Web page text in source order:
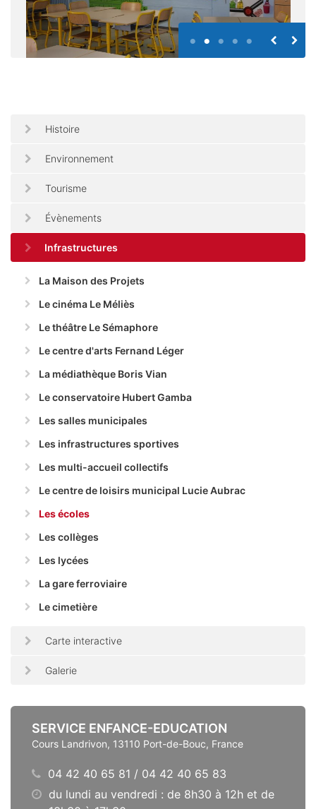
Histoire
Environnement
Tourisme
Évènements
Infrastructures
La Maison des Projets
Le cinéma Le Méliès
Le théâtre Le Sémaphore
Le centre d'arts Fernand Léger
La médiathèque Boris Vian
Le conservatoire Hubert Gamba
Les salles municipales
Les infrastructures sportives
Les multi-accueil collectifs
Le centre de loisirs municipal Lucie Aubrac
Les écoles
Les collèges
Les lycées
La gare ferroviaire
Le cimetière
Carte interactive
Galerie
SERVICE ENFANCE-EDUCATION
Cours Landrivon, 13110 Port-de-Bouc, France
04 42 40 65 81 / 04 42 40 65 83
du lundi au vendredi : de 8h30 à 12h et de